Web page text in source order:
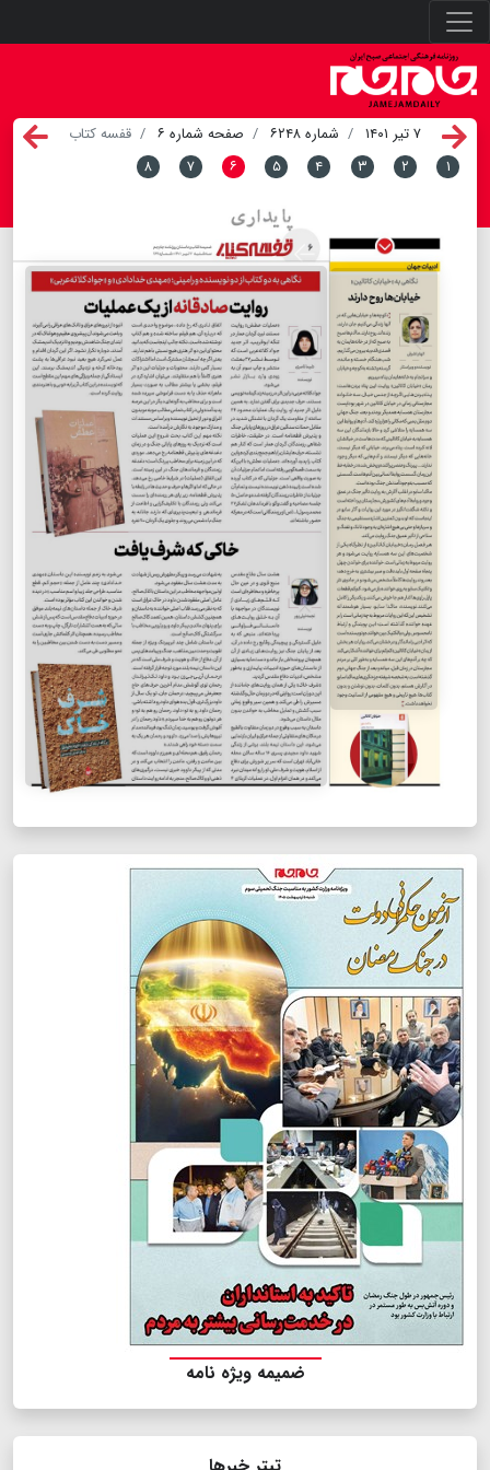
۷ تیر ۱۴۰۱ شماره ۶۲۴۸ صفحه شماره ۶
قفسه کتاب
۱
۲ ۳ ۴ ۵ ۶ ۷ ۸
ضمیمه ویژه نامه